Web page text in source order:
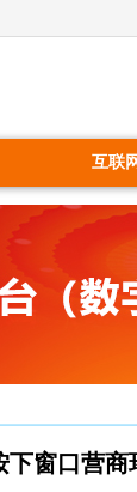
互联
窗口营商